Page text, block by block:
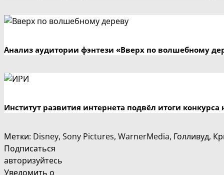
Анализ аудитории фэнтези «Вверх по волшебному
Институт развития интернета подвёл итоги
Метки: Disney, Sony Pictures, WarnerMedia, Голливуд,
Подписаться
авторизуйтесь
Уведомить о